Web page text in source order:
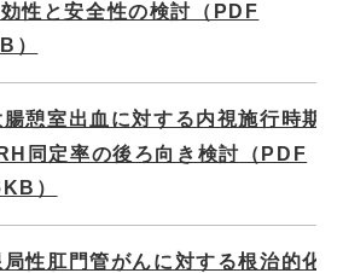
性と安全性の検討 （PDF
）
腸憩室出血に対する内視施行時期
同定率の後ろ向き検討 （PDF
）
局性肛門管がんに対する根治的化